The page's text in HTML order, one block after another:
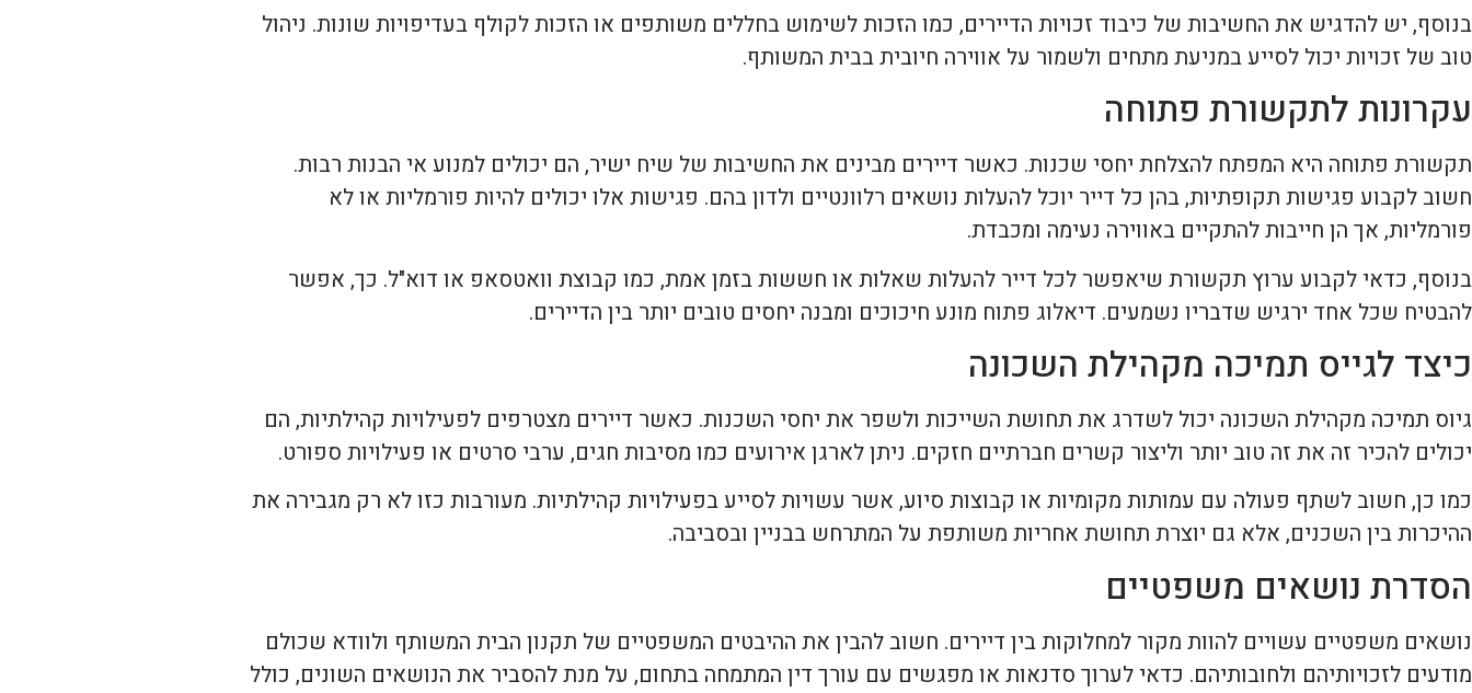
בנוסף, יש להדגיש את החשיבות של כיבוד זכויות הדיירים, כמו הזכות לשימוש בחללים משותפים או הזכות לקולף בעדיפויות שונות. ניהול
טוב של זכויות יכול לסייע במניעת מתחים ולשמור על אווירה חיובית בבית המשותף.
עקרונות לתקשורת פתוחה
תקשורת פתוחה היא המפתח להצלחת יחסי שכנות. כאשר דיירים מבינים את החשיבות של שיח ישיר, הם יכולים למנוע אי הבנות רבות.
חשוב לקבוע פגישות תקופתיות, בהן כל דייר יוכל להעלות נושאים רלוונטיים ולדון בהם. פגישות אלו יכולים להיות פורמליות או לא
פורמליות, אך הן חייבות להתקיים באווירה נעימה ומכבדת.
בנוסף, כדאי לקבוע ערוץ תקשורת שיאפשר לכל דייר להעלות שאלות או חששות בזמן אמת, כמו קבוצת וואטסאפ או דוא"ל. כך, אפשר
להבטיח שכל אחד ירגיש שדבריו נשמעים. דיאלוג פתוח מונע חיכוכים ומבנה יחסים טובים יותר בין הדיירים.
כיצד לגייס תמיכה מקהילת השכונה
גיוס תמיכה מקהילת השכונה יכול לשדרג את תחושת השייכות ולשפר את יחסי השכנות. כאשר דיירים מצטרפים לפעילויות קהילתיות, הם
יכולים להכיר זה את זה טוב יותר וליצור קשרים חברתיים חזקים. ניתן לארגן אירועים כמו מסיבות חגים, ערבי סרטים או פעילויות ספורט.
כמו כן, חשוב לשתף פעולה עם עמותות מקומיות או קבוצות סיוע, אשר עשויות לסייע בפעילויות קהילתיות. מעורבות כזו לא רק מגבירה את
ההיכרות בין השכנים, אלא גם יוצרת תחושת אחריות משותפת על המתרחש בבניין ובסביבה.
הסדרת נושאים משפטיים
נושאים משפטיים עשויים להוות מקור למחלוקות בין דיירים. חשוב להבין את ההיבטים המשפטיים של תקנון הבית המשותף ולוודא שכולם
מודעים לזכויותיהם ולחובותיהם. כדאי לערוך סדנאות או מפגשים עם עורך דין המתמחה בתחום, על מנת להסביר את הנושאים השונים, כולל